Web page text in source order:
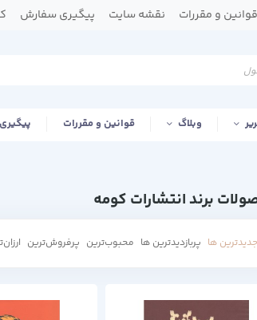
قوانین و مقررات نقشه سایت پیگیری سفارش
وبلاگ قوانین و مقررات
برند انتشارات کومه
جدیدترین ها پربازدیدترین ها محبوب‌‌ترین پرفروش‌ترین